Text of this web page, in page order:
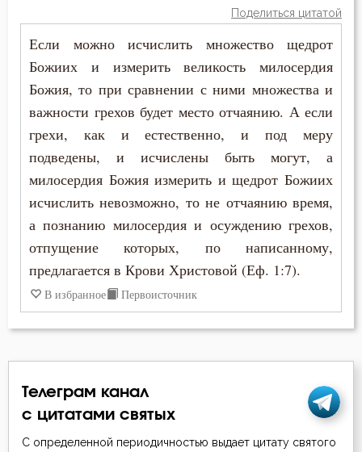
Безмолвие
Бесы
Благодарность
Благодать
Благоразумие
Ближний
Блуд
Богатство
Богопознание
Ефрем Сирин
Игнатий Брянчанинов
Иоанн Златоуст
Иоанн Карпафский
Иоанн Лествичник
Иосиф Оптинский (Литовкин)
Исаак Сирин Ниневийский
Исихий Иерусалимский
Макарий Оптинский (Иванов)
Поделиться цитатой
Если можно исчислить множество щедрот
Божиих и измерить великость милосердия
Божия, то при сравнении с ними множества и
важности грехов будет место отчаянию. А если
грехи, как и естественно, и под меру
подведены, и исчислены быть могут, а
милосердия Божия измерить и щедрот Божиих
исчислить невозможно, то не отчаянию время,
а познанию милосердия и осуждению грехов,
отпущение которых, по написанному,
предлагается в Крови Христовой (Еф. 1:7).
В избранное Первоисточник
Телеграм канал
с цитатами святых
С определенной периодичностью выдает цитату святого